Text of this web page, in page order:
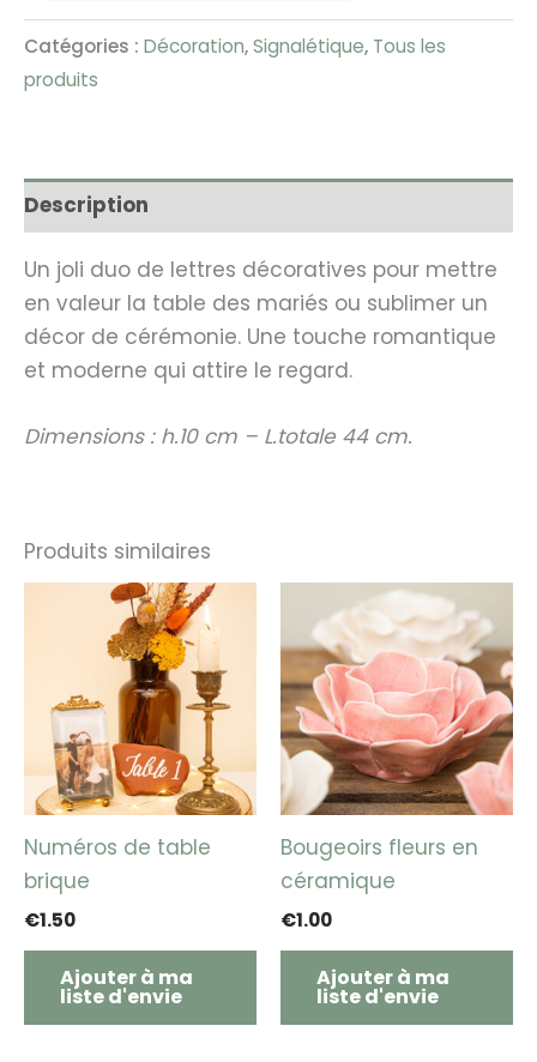
Catégories : Décoration,Signalétique, Tous les
produits
Description
Un joli duo de lettres décoratives pour mettre
en valeur la table des mariés ou sublimer un
décor de cérémonie. Une touche romantique
et moderne qui attire le regard.
Dimensions : h.10 cm – L.totale 44 cm.
Produits similaires
Numéros de table
brique
€1.50
Ajouter à ma
liste d'envie
Bougeoirs fleurs en
céramique
€1.00
Ajouter à ma
liste d'envie